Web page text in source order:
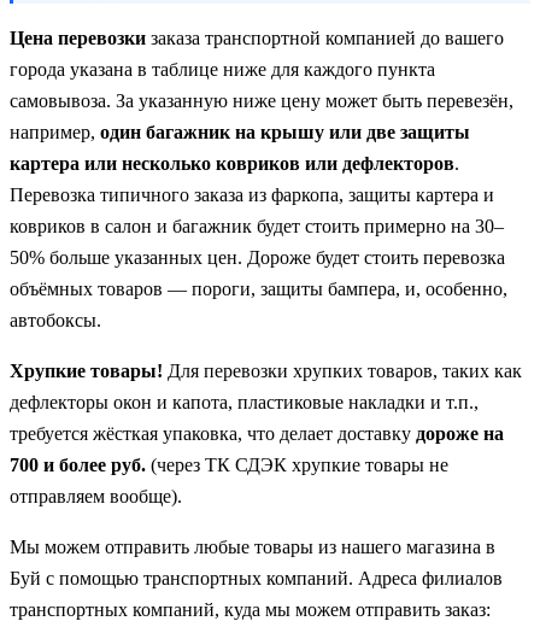
Цена перевозки заказа транспортной компанией до вашего
города указана в таблице ниже для каждого пункта
самовывоза. За указанную ниже цену может быть перевезён,
например, один багажник на крышу или две защиты
картера или несколько ковриков или дефлекторов.
Перевозка типичного заказа из фаркопа, защиты картера и
ковриков в салон и багажник будет стоить примерно на 30–
50% больше указанных цен. Дороже будет стоить перевозка
объёмных товаров — пороги, защиты бампера, и, особенно,
автобоксы.
Хрупкие товары! Для перевозки хрупких товаров, таких как
дефлекторы окон и капота, пластиковые накладки и т.п.,
требуется жёсткая упаковка, что делает доставку дороже на
700 и более руб. (через ТК СДЭК хрупкие товары не
отправляем вообще).
Мы можем отправить любые товары из нашего магазина в
Буй с помощью транспортных компаний. Адреса филиалов
транспортных компаний, куда мы можем отправить заказ: